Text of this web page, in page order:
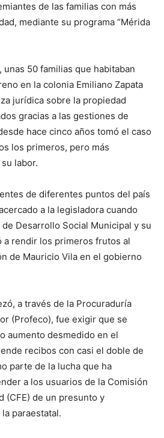
de las familias con más
mediante su programa “Mérida
50 familias que habitaban
en la colonia Emiliano Zapata
jurídica sobre la propiedad
gracias a las gestiones de
hace cinco años tomó el caso
los primeros, pero más
labor.
de diferentes puntos del país
a la legisladora cuando
Desarrollo Social Municipal y su
a rendir los primeros frutos al
de Mauricio Vila en el gobierno
a través de la Procuraduría
(Profeco), fue exigir que se
aumento desmedido en el
recibos con casi el doble de
parte de la lucha que ha
a los usuarios de la Comisión
(CFE) de un presunto y
paraestatal.